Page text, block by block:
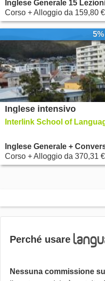
Inglese Generale 15
Corso + Alloggio da 159,80 €
Inglese intensivo
Interlink School of
Inglese Generale +
Corso + Alloggio da 370,31 €
Perché usare
Nessuna commissione